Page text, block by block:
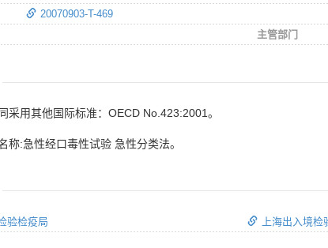
20070903-T-469
主管部门
采用其他国际标准：OECD No.423:2001。
称:急性经口毒性试验 急性分类法。
验检疫局 上海出入境检